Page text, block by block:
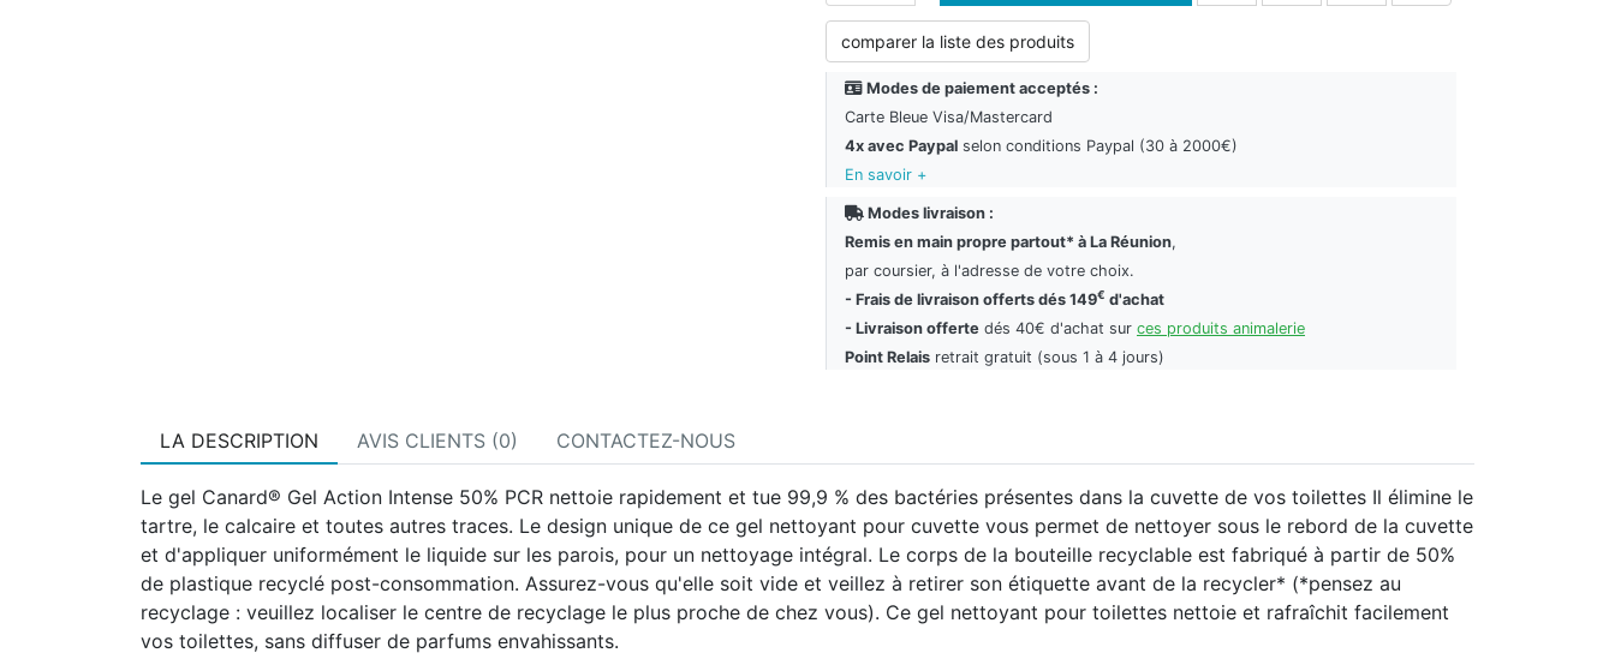
comparer la liste des produits
Modes de paiement acceptés :
Carte Bleue Visa/Mastercard
4x avec Paypal selon conditions Paypal (30 à 2000€)
En savoir +
Modes livraison :
Remis en main propre partout* à La Réunion,
par coursier, à l'adresse de votre choix.
- Frais de livraison offerts dés 149€ d'achat
- Livraison offerte dés 40€ d'achat sur ces produits animalerie
Point Relais retrait gratuit (sous 1 à 4 jours)
LA DESCRIPTION AVIS CLIENTS (0) CONTACTEZ-NOUS
Le gel Canard® Gel Action Intense 50% PCR nettoie rapidement et tue 99,9 % des bactéries présentes dans la cuvette de vos toilettes Il élimine le
tartre, le calcaire et toutes autres traces. Le design unique de ce gel nettoyant pour cuvette vous permet de nettoyer sous le rebord de la cuvette
et d'appliquer uniformément le liquide sur les parois, pour un nettoyage intégral. Le corps de la bouteille recyclable est fabriqué à partir de 50%
de plastique recyclé post-consommation. Assurez-vous qu'elle soit vide et veillez à retirer son étiquette avant de la recycler* (*pensez au
recyclage : veuillez localiser le centre de recyclage le plus proche de chez vous). Ce gel nettoyant pour toilettes nettoie et rafraîchit facilement
vos toilettes, sans diffuser de parfums envahissants.